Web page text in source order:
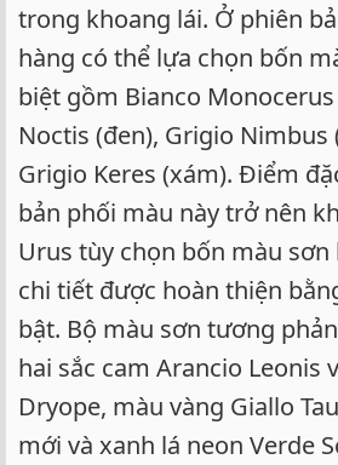
trong khoang lái. Ở phiên
hàng có thể lựa chọn bốn
biệt gồm Bianco
Noctis (đen), Grigio Nimbus
Grigio Keres (xám). Điểm
bản phối màu này trở nên
Urus tùy chọn bốn màu sơn
chi tiết được hoàn thiện
bật. Bộ màu sơn tương
hai sắc cam Arancio Leonis
Dryope, màu vàng Giallo
mới và xanh lá neon Verde